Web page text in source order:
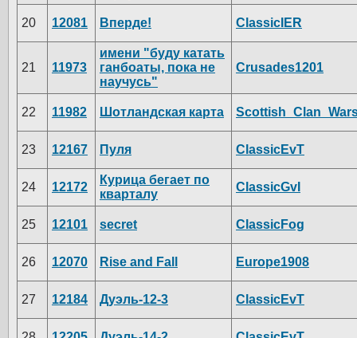
20 12081 Вперде! ClassicIER
21 11973
имени "буду катать
ганбоаты, пока не
научусь"
Crusades1201
22 11982 Шотландская карта
23 12167 Пуля ClassicEvT
24 12172
Курица бегает по
кварталу
ClassicGvI
25 12101 secret ClassicFog
26 12070 Rise and Fall Europe1908
27 12184 Дуэль-12-3 ClassicEvT